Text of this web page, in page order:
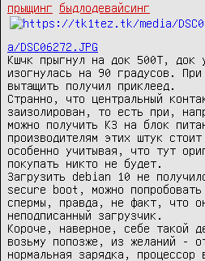
прыщинг
быдлодевайсинг
a/DSC06272.JPG
Кшчк прыгнул на док 500T, док
изогнулась на 90 градусов.
вытащить получил приклеед.
Странно, что центральный
заизолирован, то есть при,
можно получить КЗ на блок
производителям этих штук
особенно учитывая, что тут
покупать никто не будет.
Загрузить debian 10 не
secure boot, можно попробовать
спермы, правда, не факт, что
неподписанный загрузчик.
Короче, наверное, себе такой
возьму попозже, из желаний -
нормальная зарядка, процессор